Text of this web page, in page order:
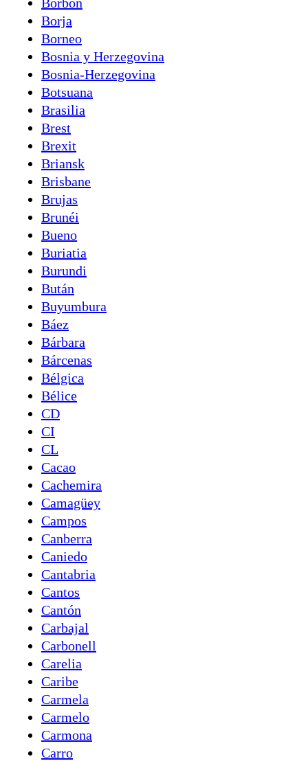
Borja
Borneo
Bosnia y Herzegovina
Bosnia-Herzegovina
Botsuana
Brasilia
Brest
Brexit
Briansk
Brisbane
Brujas
Brunéi
Bueno
Buriatia
Burundi
Bután
Buyumbura
Báez
Bárbara
Bárcenas
Bélgica
Bélice
CD
CI
CL
Cacao
Cachemira
Camagüey
Campos
Canberra
Caniedo
Cantabria
Cantos
Cantón
Carbajal
Carbonell
Carelia
Caribe
Carmela
Carmelo
Carmona
Carro